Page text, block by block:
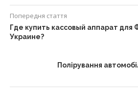
Попередня стаття
Где купить кассовый аппарат для
Украине?
Полірування